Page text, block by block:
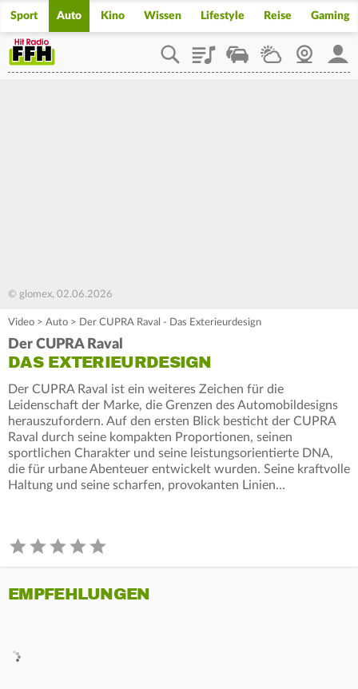
Sport Auto Kino Wissen Lifestyle Reise Gaming
PlaylistStaupilotWetterWebcam
© glomex, 02.06.2026
Video > Auto > Der CUPRA Raval - Das Exterieurdesign
Der CUPRA Raval
DAS EXTERIEURDESIGN
Der CUPRA Raval ist ein weiteres Zeichen für die
Leidenschaft der Marke, die Grenzen des Automobildesigns
herauszufordern. Auf den ersten Blick besticht der CUPRA
Raval durch seine kompakten Proportionen, seinen
sportlichen Charakter und seine leistungsorientierte DNA,
die für urbane Abenteuer entwickelt wurden. Seine kraftvolle
Haltung und seine scharfen, provokanten Linien…
EMPFEHLUNGEN